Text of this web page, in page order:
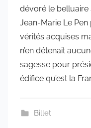
dévoré le belluaire
Jean-Marie Le
vérités acquises
n’en détenait
sagesse pour
édifice qu’est la
Billet